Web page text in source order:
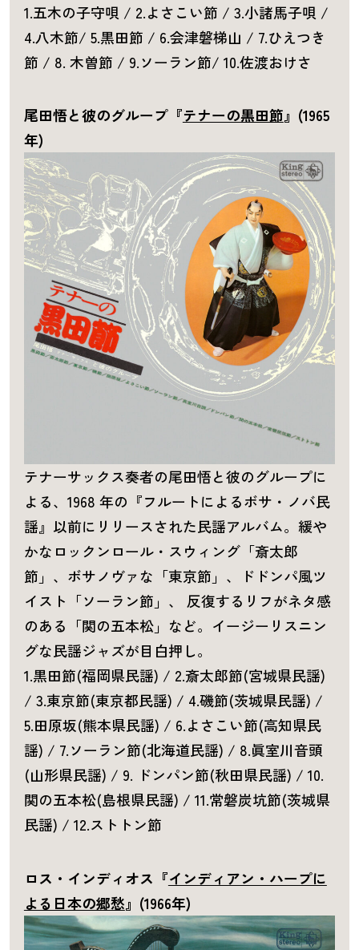
1.五木の子守唄 / 2.よさこい節 / 3.小諸馬子唄 /
4.八木節/ 5.黒田節 / 6.会津磐梯山 / 7.ひえつき
節 / 8. 木曽節 / 9.ソーラン節/ 10.佐渡おけさ
尾田悟と彼のグループ『テナーの黒田節』(1965
年)
テナーサックス奏者の尾田悟と彼のグループに
よる、1968 年の『フルートによるボサ・ノバ民
謡』以前にリリースされた民謡アルバム。緩や
かなロックンロール・スウィング「斎太郎
節」、ボサノヴァな「東京節」、ドドンパ風ツ
イスト「ソーラン節」、 反復するリフがネタ感
のある「関の五本松」など。イージーリスニン
グな民謡ジャズが目白押し。
1.黒田節(福岡県民謡) / 2.斎太郎節(宮城県民謡)
/ 3.東京節(東京都民謡) / 4.磯節(茨城県民謡) /
5.田原坂(熊本県民謡) / 6.よさこい節(高知県民
謡) / 7.ソーラン節(北海道民謡) / 8.眞室川音頭
(山形県民謡) / 9. ドンパン節(秋田県民謡) / 10.
関の五本松(島根県民謡) / 11.常磐炭坑節(茨城県
民謡) / 12.ストトン節
ロス・インディオス『インディアン・ハープに
よる日本の郷愁』(1966年)